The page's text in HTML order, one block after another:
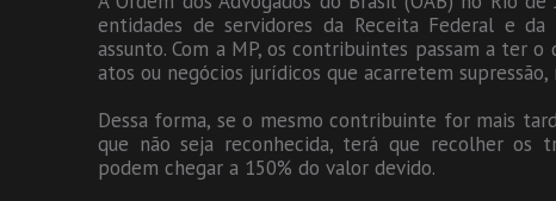
entidades de servidores da Receita Federal e
assunto. Com a MP, os contribuintes passam a ter
atos ou negócios jurídicos que acarretem
Dessa forma, se o mesmo contribuinte for mais
que não seja reconhecida, terá que recolher os
podem chegar a 150% do valor devido.